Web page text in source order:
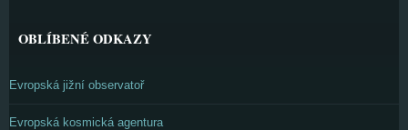
OBLÍBENÉ ODKAZY
Evropská jižní observatoř
Evropská kosmická agentura